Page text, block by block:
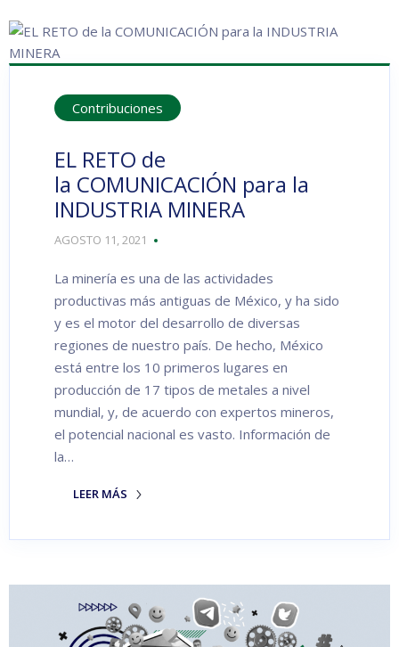
Contribuciones
EL RETO de
la COMUNICACIÓN para la
INDUSTRIA MINERA
AGOSTO 11, 2021
La minería es una de las actividades
productivas más antiguas de México, y ha sido
y es el motor del desarrollo de diversas
regiones de nuestro país. De hecho, México
está entre los 10 primeros lugares en
producción de 17 tipos de metales a nivel
mundial, y, de acuerdo con expertos mineros,
el potencial nacional es vasto. Información de
la…
LEER MÁS